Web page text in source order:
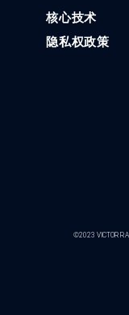
核心技术
隐私权政策
©2023 VICTOR